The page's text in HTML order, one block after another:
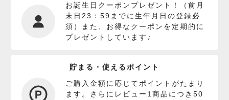
お誕生日クーポンプレゼント！（前月
末日23：59までに生年月日の登録必
須）また、お得なクーポンを定期的に
プレゼントしています♪
貯まる・使えるポイント
ご購入金額に応じてポイントがたまり
ます。さらにレビュー1商品につき50